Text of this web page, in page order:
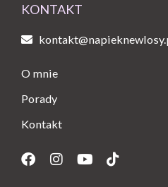
KONTAKT
O mnie
Porady
Kontakt
Facebook
Instagram
YoutubeTiktok